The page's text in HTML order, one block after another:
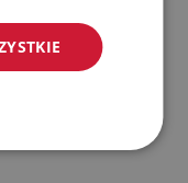
powierzchni